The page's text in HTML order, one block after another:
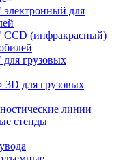
электронный для
CCD (инфракрасный)
для грузовых
3D для грузовых
линии
стенды